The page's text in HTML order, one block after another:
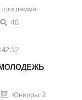
программа
40
Юниоры-2